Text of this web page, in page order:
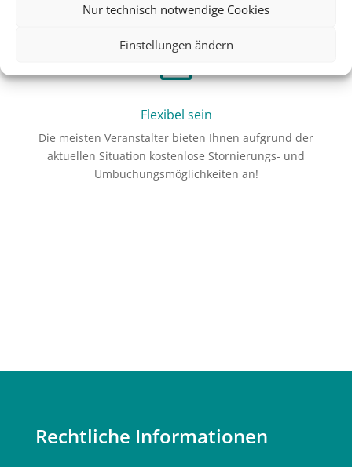
Nur technisch notwendige Cookies
Einstellungen ändern
entspannter Urlaub im Mittelpunkt.
Z
Flexibel sein
Die meisten Veranstalter bieten Ihnen aufgrund der
aktuellen Situation kostenlose Stornierungs- und
Umbuchungsmöglichkeiten an!
Rechtliche Informationen